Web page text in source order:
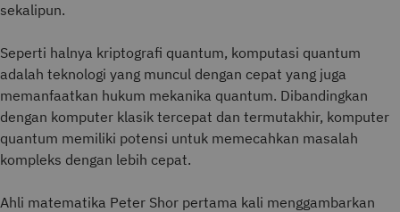
sekalipun.
Seperti halnya kriptografi quantum, komputasi quantum
adalah teknologi yang muncul dengan cepat yang juga
memanfaatkan hukum mekanika quantum. Dibandingkan
dengan komputer klasik tercepat dan termutakhir, komputer
quantum memiliki potensi untuk memecahkan masalah
kompleks dengan lebih cepat.
Ahli matematika Peter Shor pertama kali menggambarkan